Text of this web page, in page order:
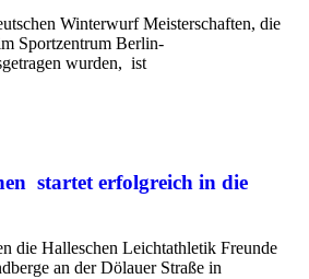
Winterwurf Meisterschaften, die
Sportzentrum Berlin-
wurden, ist
startet erfolgreich in die
die Halleschen Leichtathletik Freunde
an der Dölauer Straße in